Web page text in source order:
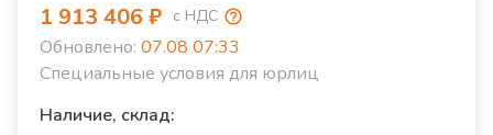
1 913 406 ₽ с НДС
Обновлено: 07.08 07:33
Специальные условия для юрлиц
Наличие, склад: